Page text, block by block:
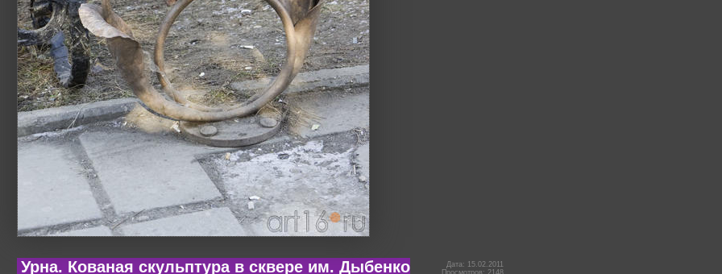
Урна. Кованая скульптура в сквере им. Дыбенко
Дата: 15.02.2011